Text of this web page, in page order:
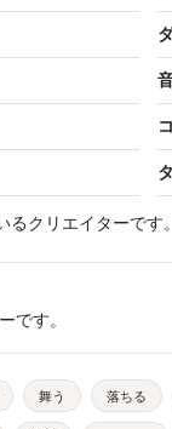
クリエイターです。
です。
舞う 落ちる